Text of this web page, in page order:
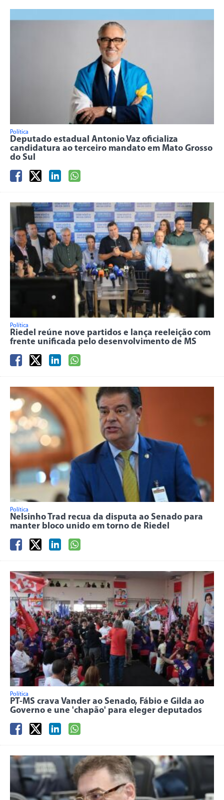
Política
Deputado estadual Antonio Vaz oficializa
candidatura ao terceiro mandato em Mato Grosso
do Sul
Política
Riedel reúne nove partidos e lança reeleição com
frente unificada pelo desenvolvimento de MS
Política
Nelsinho Trad recua da disputa ao Senado para
manter bloco unido em torno de Riedel
Política
PT-MS crava Vander ao Senado, Fábio e Gilda ao
Governo e une 'chapão' para eleger deputados